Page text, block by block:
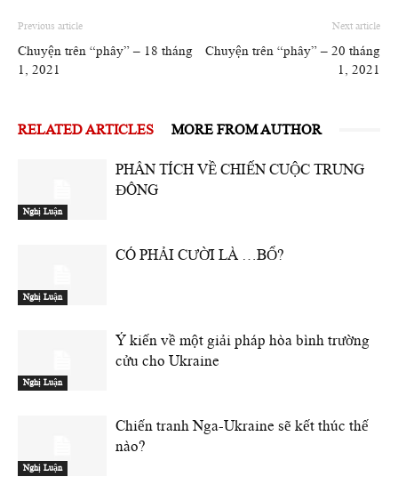
Previous article
Chuyện trên “phây” – 18 tháng
1, 2021
Next article
Chuyện trên “phây” – 20 tháng
1, 2021
RELATED ARTICLES MORE FROM AUTHOR
Nghị Luận
PHÂN TÍCH VỀ CHIẾN CUỘC TRUNG
ĐÔNG
Nghị Luận
CÓ PHẢI CƯỜI LÀ …BỔ?
Nghị Luận
Ý kiến về một giải pháp hòa bình trường
cửu cho Ukraine
Nghị Luận
Chiến tranh Nga-Ukraine sẽ kết thúc thế
nào?